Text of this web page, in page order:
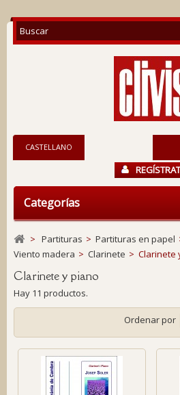
CASTELLANO
Categorías
> Partituras > Partituras en papel
Viento madera > Clarinete > Clarinete
Clarinete y piano
Hay 11 productos.
Ordenar por